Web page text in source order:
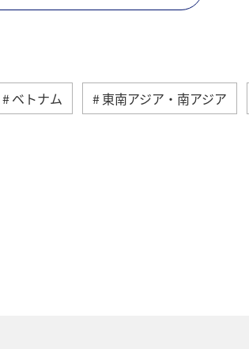
ベトナム 東南アジア・南アジア